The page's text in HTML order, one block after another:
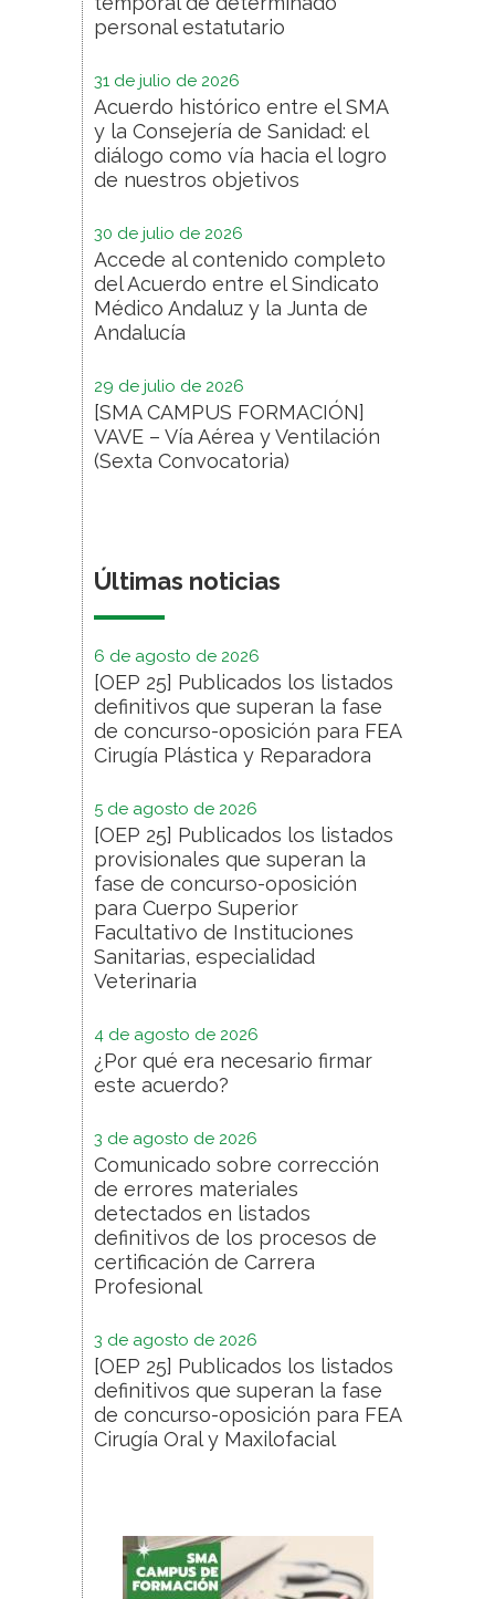
personal estatutario
31 de julio de 2026
Acuerdo histórico entre el SMA
y la Consejería de Sanidad: el
diálogo como vía hacia el logro
de nuestros objetivos
30 de julio de 2026
Accede al contenido completo
del Acuerdo entre el Sindicato
Médico Andaluz y la Junta de
Andalucía
29 de julio de 2026
[SMA CAMPUS FORMACIÓN]
VAVE – Vía Aérea y Ventilación
(Sexta Convocatoria)
Últimas noticias
6 de agosto de 2026
[OEP 25] Publicados los listados
definitivos que superan la fase
de concurso-oposición para FEA
Cirugía Plástica y Reparadora
5 de agosto de 2026
[OEP 25] Publicados los listados
provisionales que superan la
fase de concurso-oposición
para Cuerpo Superior
Facultativo de Instituciones
Sanitarias, especialidad
Veterinaria
4 de agosto de 2026
¿Por qué era necesario firmar
este acuerdo?
3 de agosto de 2026
Comunicado sobre corrección
de errores materiales
detectados en listados
definitivos de los procesos de
certificación de Carrera
Profesional
3 de agosto de 2026
[OEP 25] Publicados los listados
definitivos que superan la fase
de concurso-oposición para FEA
Cirugía Oral y Maxilofacial